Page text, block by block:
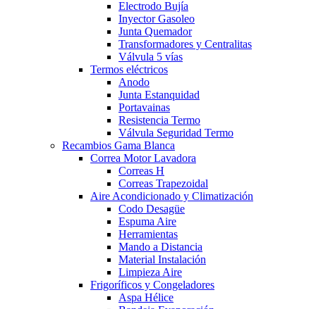
Electrodo Bujía
Inyector Gasoleo
Junta Quemador
Transformadores y Centralitas
Válvula 5 vías
Termos eléctricos
Anodo
Junta Estanquidad
Portavainas
Resistencia Termo
Válvula Seguridad Termo
Recambios Gama Blanca
Correa Motor Lavadora
Correas H
Correas Trapezoidal
Aire Acondicionado y Climatización
Codo Desagüe
Espuma Aire
Herramientas
Mando a Distancia
Material Instalación
Limpieza Aire
Frigoríficos y Congeladores
Aspa Hélice